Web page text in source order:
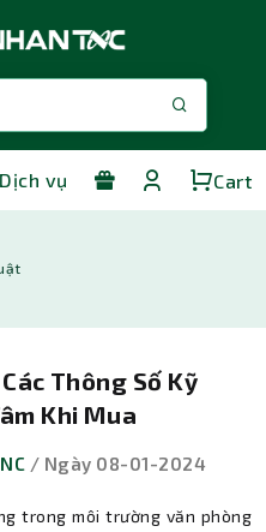
Dịch vụ Cart
Thông Số Kỹ
Khi Mua
/ Ngày 08-01-2024
trong môi trường văn phòng